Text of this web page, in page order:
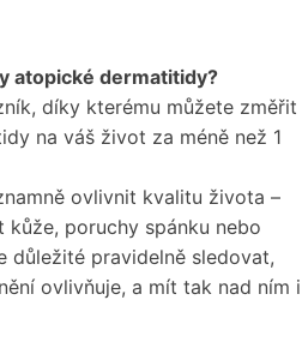
atopické dermatitidy?
díky kterému můžete změřit
na váš život za méně než 1
ovlivnit kvalitu života –
poruchy spánku nebo
důležité pravidelně sledovat,
ovlivňuje, a mít tak nad ním i